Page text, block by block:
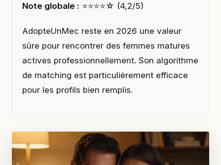
Note globale : ⭐⭐⭐⭐☆ (4,2/5)
AdopteUnMec reste en 2026 une valeur
sûre pour rencontrer des femmes matures
actives professionnellement. Son algorithme
de matching est particulièrement efficace
pour les profils bien remplis.